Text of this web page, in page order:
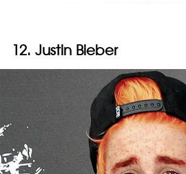
12. Justin Bieber